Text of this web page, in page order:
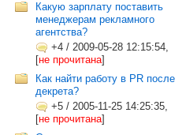
Какую зарплату поставить
менеджерам рекламного
агентства?
+4 / 2009-05-28 12:15:54,
[не прочитана]
Как найти работу в PR после
декрета?
+5 / 2005-11-25 14:25:35,
[не прочитана]